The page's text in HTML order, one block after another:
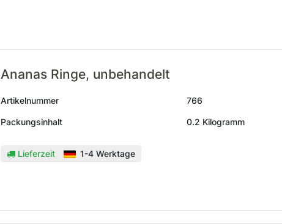
Ananas Ringe, unbehandelt
Artikelnummer 766
Packungsinhalt 0.2 Kilogramm
Lieferzeit 1-4 Werktage